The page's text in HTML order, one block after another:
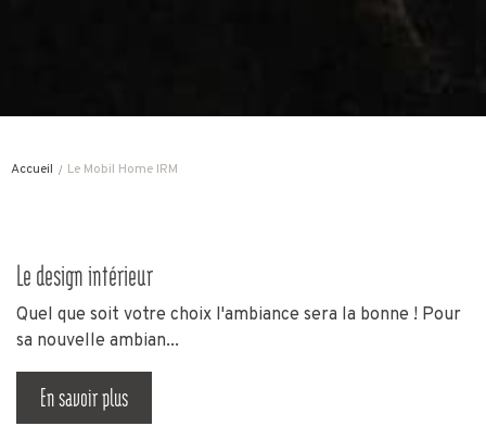
Accueil Le Mobil Home IRM
Le design intérieur
Quel que soit votre choix l'ambiance sera la bonne ! Pour
sa nouvelle ambian...
En savoir plus